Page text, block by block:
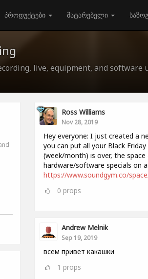
პროდუქტები მატარებელი
live, equipment, and software
Ross Williams
Nov 28, 2019
Hey everyone: I just created a
you can put all your Black
(week/month) is over, the
hardware/software specials on
https://www.soundgym.co/
0 props
Andrew Melnik
Sep 19, 2019
всем привет какашки
1 props